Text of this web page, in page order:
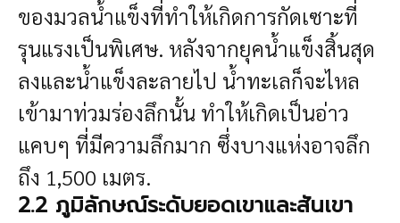
ของมวลน้ำแข็งที่ทำให้เกิดการกัดเซาะที่
รุนแรงเป็นพิเศษ. หลังจากยุคน้ำแข็งสิ้นสุด
ลงและน้ำแข็งละลายไป น้ำทะเลก็จะไหล
เข้ามาท่วมร่องลึกนั้น ทำให้เกิดเป็นอ่าว
แคบๆ ที่มีความลึกมาก ซึ่งบางแห่งอาจลึก
ถึง 1,500 เมตร.
2.2 ภูมิลักษณ์ระดับยอดเขาและสันเขา